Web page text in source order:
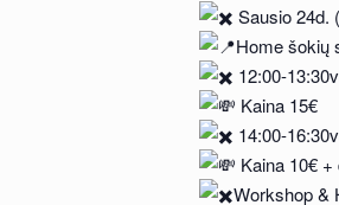
Sausio 24d.
Home šokių
12:00-
Kaina 15€
14:00-
Kaina 10€ +
Workshop &